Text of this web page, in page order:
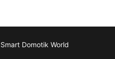
Domotik World